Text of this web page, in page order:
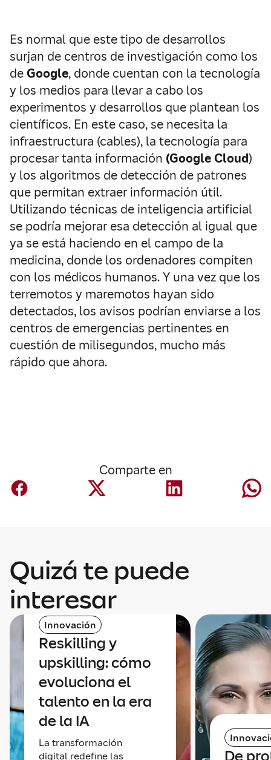
Es normal que este tipo de desarrollos
surjan de centros de investigación como los
deGoogle, donde cuentan con la tecnología
y los medios para llevar a cabo los
experimentos y desarrollos que plantean los
científicos. En este caso, se necesita la
infraestructura (cables), la tecnología para
procesar tanta información (Google Cloud)
y los algoritmos de detección de patrones
que permitan extraer información útil.
Utilizando técnicas de inteligencia artificial
se podría mejorar esa detección al igual que
ya se está haciendo en el campo de la
medicina, donde los ordenadores compiten
con los médicos humanos. Y una vez que los
terremotos y maremotos hayan sido
detectados, los avisos podrían enviarse a los
centros de emergencias pertinentes en
cuestión de milisegundos, mucho más
rápido que ahora.
Comparte en
Quizá te puede
interesar
Innovación
Reskilling y
upskilling: cómo
evoluciona el
talento en la era
de la IA
La transformación
digital redefine las
De